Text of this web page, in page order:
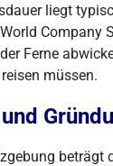
liegt
Company
Ferne
müssen.